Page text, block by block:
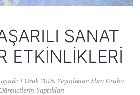
SANAT
ETKINLIKLERI
içinde 1 Ocak 2016. Yayınlanan Ebru Grubu
Öğrencilerin Yaptıkları